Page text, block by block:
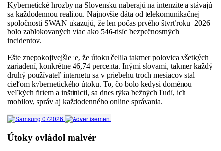
Kybernetické hrozby na Slovensku naberajú na intenzite a stávajú
sa každodennou realitou. Najnovšie dáta od telekomunikačnej
spoločnosti SWAN ukazujú, že len počas prvého štvrťroku 2026
bolo zablokovaných viac ako 546-tisíc bezpečnostných
incidentov.
Ešte znepokojivejšie je, že útoku čelila takmer polovica všetkých
zariadení, konkrétne 46,74 percenta. Inými slovami, takmer každý
druhý používateľ internetu sa v priebehu troch mesiacov stal
cieľom kybernetického útoku. To, čo bolo kedysi doménou
veľkých firiem a inštitúcií, sa dnes týka bežných ľudí, ich
mobilov, správ aj každodenného online správania.
Útoky ovládol malvér